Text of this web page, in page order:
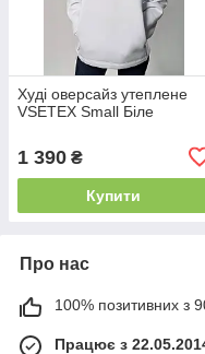
Худі оверсайз утеплене
VSETEX Small Біле
1 390 ₴
Купити
Про нас
100% позитивних з 90
Працює з